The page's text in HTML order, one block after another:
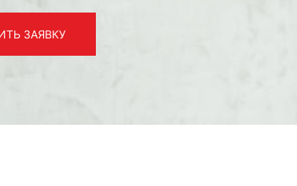
ЗАЯВКУ